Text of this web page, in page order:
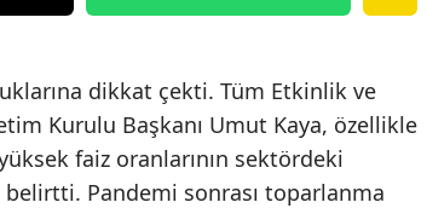
dikkat çekti. Tüm Etkinlik ve
Kurulu Başkanı Umut Kaya, özellikle
faiz oranlarının sektördeki
Pandemi sonrası toparlanma